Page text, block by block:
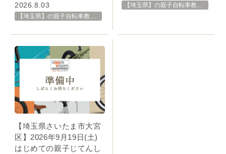
2026.8.03
【埼玉県】の親子自転車教室・イベント 開催スケジュール一覧
【埼玉県】の親子自転車教室・イベント 開催スケジュール一覧
【埼玉県さいたま市大宮
区】2026年9月19日(土)
はじめての親子じてんし